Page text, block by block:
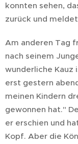
konnten sehen,
zurück und
Am anderen Tag
nach seinem
wunderliche Kauz
erst gestern
meinen Kindern
gewonnen hat."
er erschien und
Kopf. Aber die